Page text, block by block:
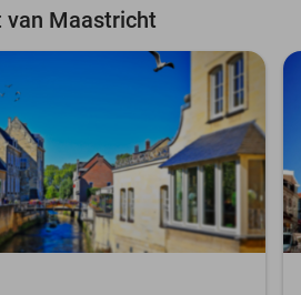
van Maastricht